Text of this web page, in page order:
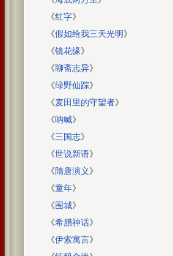
《红字》
《假如给我三天光明》
《镜花缘》
《聊斋志异》
《绿野仙踪》
《麦田里的守望者》
《呐喊》
《三国志》
《世说新语》
《隋唐演义》
《童年》
《围城》
《希腊神话》
《伊索寓言》